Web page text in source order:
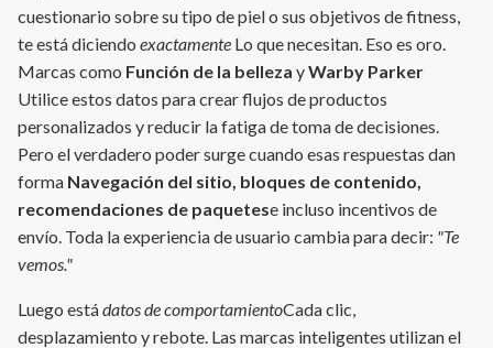
cuestionario sobre su tipo de piel o sus objetivos de fitness,
te está diciendo exactamente Lo que necesitan. Eso es oro.
Marcas como Función de la belleza yWarby Parker
Utilice estos datos para crear flujos de productos
personalizados y reducir la fatiga de toma de decisiones.
Pero el verdadero poder surge cuando esas respuestas dan
forma Navegación del sitio, bloques de contenido,
recomendaciones de paquetese incluso incentivos de
envío. Toda la experiencia de usuario cambia para decir: "Te
vemos."
Luego estádatos de comportamientoCada clic,
desplazamiento y rebote. Las marcas inteligentes utilizan el